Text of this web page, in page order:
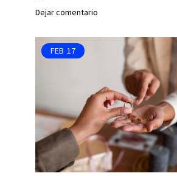
Dejar comentario
FEB 17